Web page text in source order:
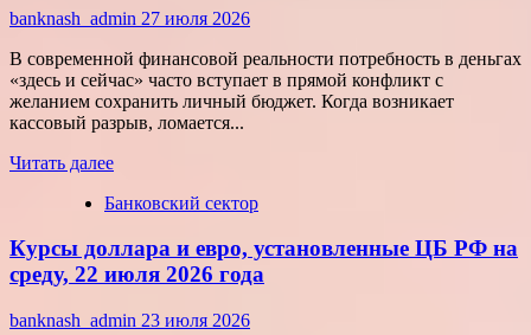
как
удивить
современного
потребителя
с
помощью
технологий
banknash_admin 27 июля 2026
В современной финансовой реальности потребность в деньгах
«здесь и сейчас» часто вступает в прямой конфликт с
желанием сохранить личный бюджет. Когда возникает
кассовый разрыв, ломается...
Читать далееПрочитать
о
финансы:
скорость
против
переплат
Банковский сектор
Курсы доллара и евро, установленные ЦБ РФ на
среду, 22 июля 2026 года
banknash_admin 23 июля 2026